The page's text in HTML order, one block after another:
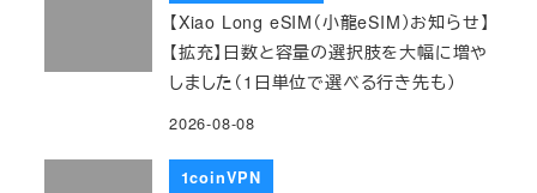
【Xiao Long eSIM（小龍eSIM）お知らせ】
【拡充】日数と容量の選択肢を大幅に増や
しました（1日単位で選べる行き先も）
2026-08-08
1coinVPN